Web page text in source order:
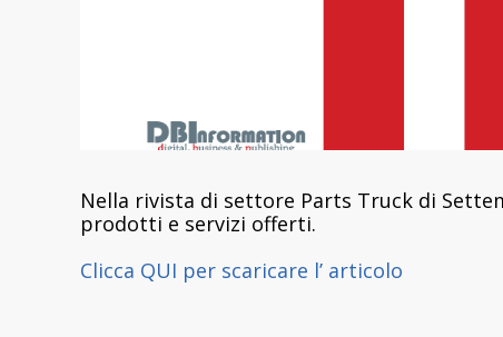
Nella rivista di settore Parts Truck di
prodotti e servizi offerti.
Clicca QUI per scaricare l’ articolo